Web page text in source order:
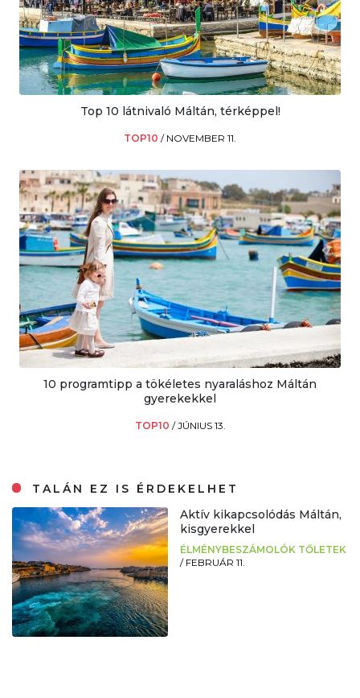
Top 10 látnivaló Máltán, térképpel!
TOP10 / NOVEMBER 11.
10 programtipp a tökéletes nyaraláshoz Máltán
gyerekekkel
TOP10 /JÚNIUS 13.
TALÁN EZ IS ÉRDEKELHET
Aktív kikapcsolódás Máltán,
kisgyerekkel
ÉLMÉNYBESZÁMOLÓK TŐLETEK
/ FEBRUÁR 11.